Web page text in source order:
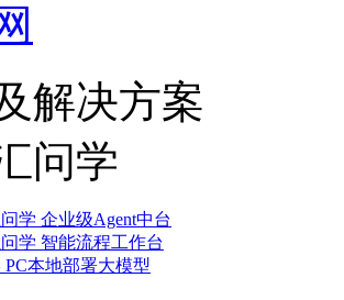
解决方案
问学
学 企业级Agent中台
学 智能流程工作台
PC本地部署大模型